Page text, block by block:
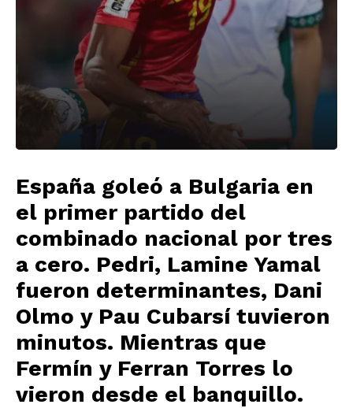
España goleó a Bulgaria en
el primer partido del
combinado nacional por tres
a cero. Pedri, Lamine Yamal
fueron determinantes, Dani
Olmo y Pau Cubarsí tuvieron
minutos. Mientras que
Fermín y Ferran Torres lo
vieron desde el banquillo.